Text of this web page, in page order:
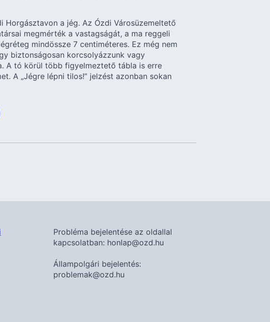
Horgásztavon a jég. Az Ózdi Városüzemeltető
megmérték a vastagságát, a ma reggeli
mindössze 7 centiméteres. Ez még nem
biztonságosan korcsolyázzunk vagy
A tó körül több figyelmeztető tábla is erre
A „Jégre lépni tilos!” jelzést azonban sokan
Probléma bejelentése az oldallal
kapcsolatban: honlap@ozd.hu
Állampolgári bejelentés:
problemak@ozd.hu